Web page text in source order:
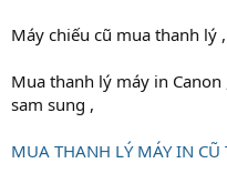
Máy chiếu cũ mua thanh lý
Mua thanh lý máy in
sam sung ,
MUA THANH LÝ MÁY IN